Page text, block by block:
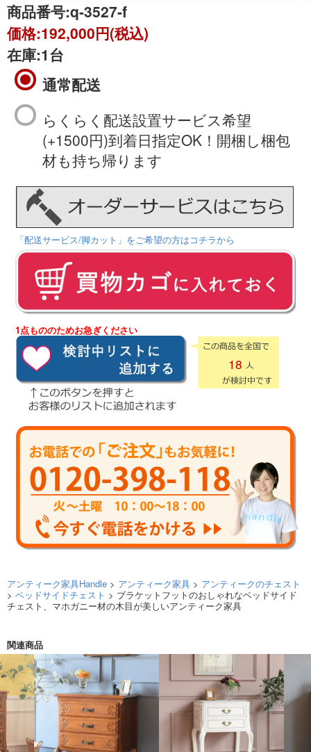
商品番号:q-3527-f
価格:192,000円(税込)
在庫:1台
通常配送
らくらく配送設置サービス希望
(+1500円)到着日指定OK！開梱し梱包
材も持ち帰ります
「配送サービス/脚カット」をご希望の方はコチラから
1点もののためお急ぎください
18
アンティーク家具Handle > アンティーク家具 > アンティークのチェスト
> ベッドサイドチェスト > ブラケットフットのおしゃれなベッドサイド
チェスト、マホガニー材の木目が美しいアンティーク家具
関連商品